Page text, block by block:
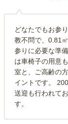
どなたでもお参
教不問で、0.81
参りに必要な準
は車椅子の用意
室と、ご高齢の
イントです。
送迎も行われて
す。